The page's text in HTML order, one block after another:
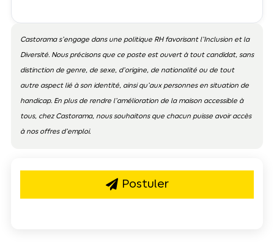
Castorama s’engage dans une politique RH favorisant l’Inclusion et la
Diversité. Nous précisons que ce poste est ouvert à tout candidat, sans
distinction de genre, de sexe, d’origine, de nationalité ou de tout
autre aspect lié à son identité, ainsi qu’aux personnes en situation de
handicap. En plus de rendre l’amélioration de la maison accessible à
tous, chez Castorama, nous souhaitons que chacun puisse avoir accès
à nos offres d’emploi.
Postuler